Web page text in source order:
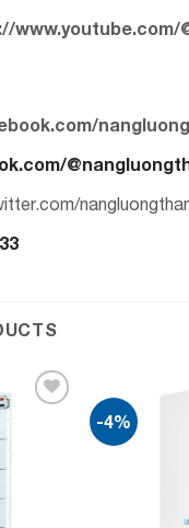
www.youtube.com/
-4%